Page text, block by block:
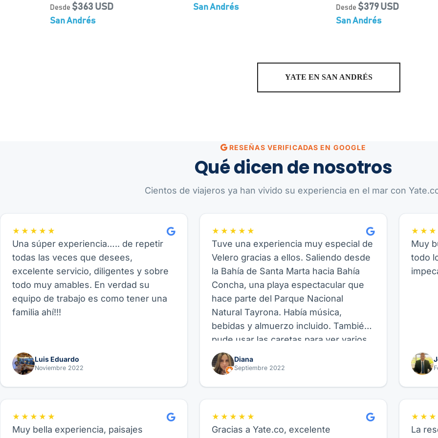
Desde $363 USD
San Andrés
San Andrés Desde $379 USD
San Andrés
YATE EN SAN ANDRÉS
RESEÑAS VERIFICADAS EN GOOGLE
Qué dicen de nosotros
Cientos de viajeros ya han vivido su experiencia en el mar con
★★★★★
Una súper experiencia….. de repetir
todas las veces que desees,
excelente servicio, diligentes y sobre
todo muy amables. En verdad su
equipo de trabajo es como tener una
familia ahí!!!
Luis Eduardo
Noviembre 2022
★★★★★
Tuve una experiencia muy especial de
Velero gracias a ellos. Saliendo desde
la Bahía de Santa Marta hacia Bahía
Concha, una playa espectacular que
hace parte del Parque Nacional
Natural Tayrona. Había música,
bebidas y almuerzo incluido. También
pude usar las caretas para ver varios
peces allí, así como hacer paddle
board, fue genial. Recomiendo este
Diana
Septiembre 2022
Muy
todo
★★★★★
Muy bella experiencia, paisajes
★★★★★
Gracias a Yate.co, excelente La